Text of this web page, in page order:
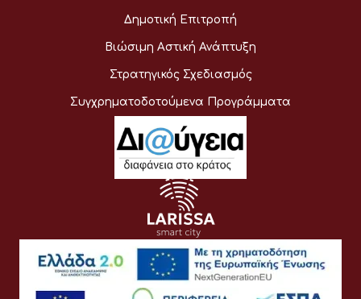
Δημοτική Επιτροπή
Βιώσιμη Αστική Ανάπτυξη
Στρατηγικός Σχεδιασμός
Συγχρηματοδοτούμενα Προγράμματα